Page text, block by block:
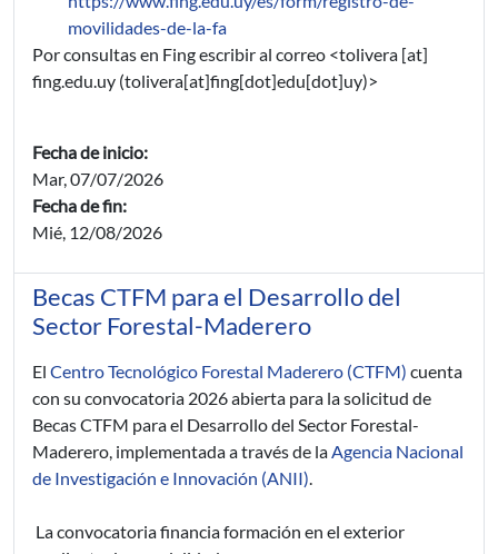
movilidades-de-la-fa
Por consultas en Fing escribir al correo <tolivera [at]
fing.edu.uy (tolivera[at]fing[dot]edu[dot]uy)>
Fecha de inicio:
Mar, 07/07/2026
Fecha de fin:
Mié, 12/08/2026
Becas CTFM para el Desarrollo del
Sector Forestal-Maderero
El Centro Tecnológico Forestal Maderero (CTFM) cuenta
con su convocatoria 2026 abierta para la solicitud de
Becas CTFM para el Desarrollo del Sector Forestal-
Maderero, implementada a través de laAgencia Nacional
de Investigación e Innovación (ANII).
La convocatoria financia formación en el exterior